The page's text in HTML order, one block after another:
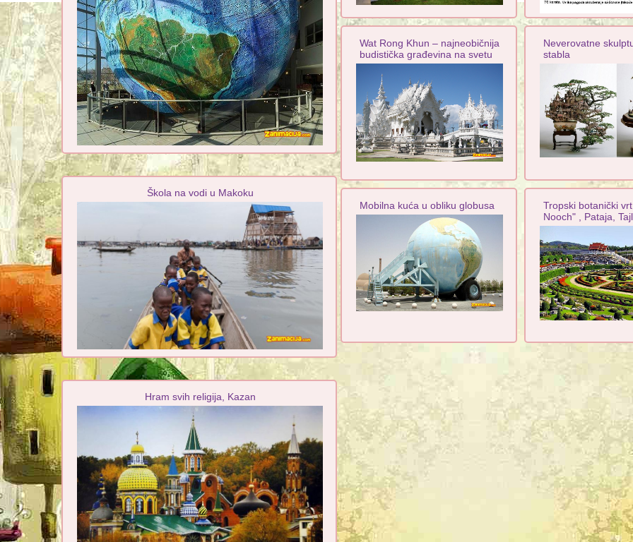
Wat Rong Khun – najneobičnija
budistička građevina na svetu
Neverovatne
stabla
Mobilna kuća u obliku globusa
Tropski botanički
Nooch" , Pataja,
Škola na vodi u Makoku
Hram svih religija, Kazan